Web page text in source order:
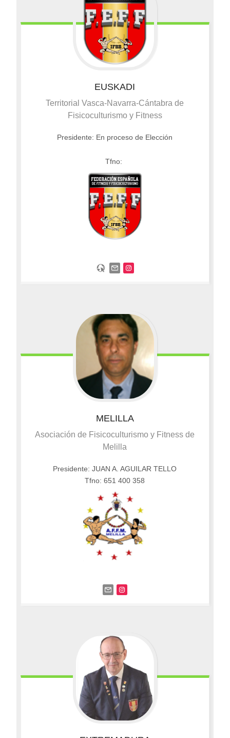
EUSKADI
Territorial Vasca-Navarra-Cántabra de
Fisicoculturismo y Fitness
Presidente: En proceso de Elección
Tfno:
MELILLA
Asociación de Fisicoculturismo y Fitness de
Melilla
Presidente: JUAN A. AGUILAR TELLO
Tfno: 651 400 358